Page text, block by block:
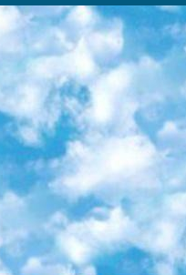
в форме) из числа сформированных вариантов выбрано 2 варианта; 2 выбранных варианта экзамена анонсированы на официальном сайте министерства и все выпускники по всей стране на основе этих вариантов проводит итоговую государственную аттестацию. 6. Государственное образование учащихся средних общеобразовательных учреждений. знания в соответствии с квалификационными требованиями, которые необходимо приобрести на основании стандартов итоговый (выпускной) контроль для 9 и 11 классов в целях тестирования Экзамены (далее – экзамены) состоят из предметов, перечисленных в приложении 1. будет сделано. 7. Экзамены пройдут с 26 мая по 15 июня 2024 г. (кроме науки физического воспитания). 8. Физическая для учащихся 9 классов общесредних образовательных учреждений. Экзамены по предмету «Образование, квалификация медицина» 1-6 мая 2024 года. сотрудники перевести под присмотр (с отклонениями в физическом или умственном развитии) специализированная школа для детей, школы-интернаты и со сколиозом школы-интернаты санаторного типа для больных детей исключены). 9. Он был слепым, слабовидящим и имел нарушения опорно-двигательного аппарата. экзамены в специализированных школах и интернатах для детей должны проводиться исходя из требований, предъявляемых к общеобразовательным учреждениям (физкультура кроме науки). 10. Специализированная школа для глухих и слабослышащих детей. и экзамены в интернатах и быть реализован в виде письменного теста по математике. 11. Специальность для умственно отсталых детей. Для 9 класса Родной язык и литературное письмо Государственный язык (язык обучения – узбекский). для неклассов) написано Математическое письмо Письменная/устная история Узбекистана Физическое воспитание практично Итоговый контроль Для 11 класса Написание родного языка и литературы (эссе) Математическое письмо Узбекский язык (обучение на узбекском языке) не посещающее общее среднее образование